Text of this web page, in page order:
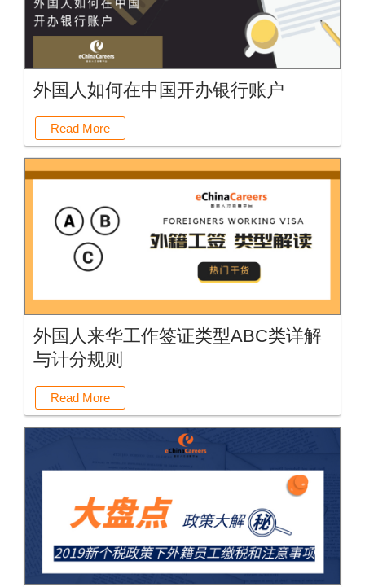
外国人如何在中国开办银行账户
Read More
外国人来华工作签证类型ABC类详解
与计分规则
Read More